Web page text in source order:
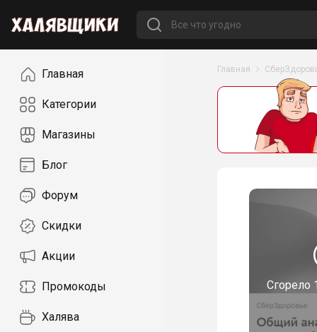
НавигацияГлавная
Категории
Магазины
Блог
Форум
Скидки
Акции
Промокоды
Халява
Главная
Сгорело